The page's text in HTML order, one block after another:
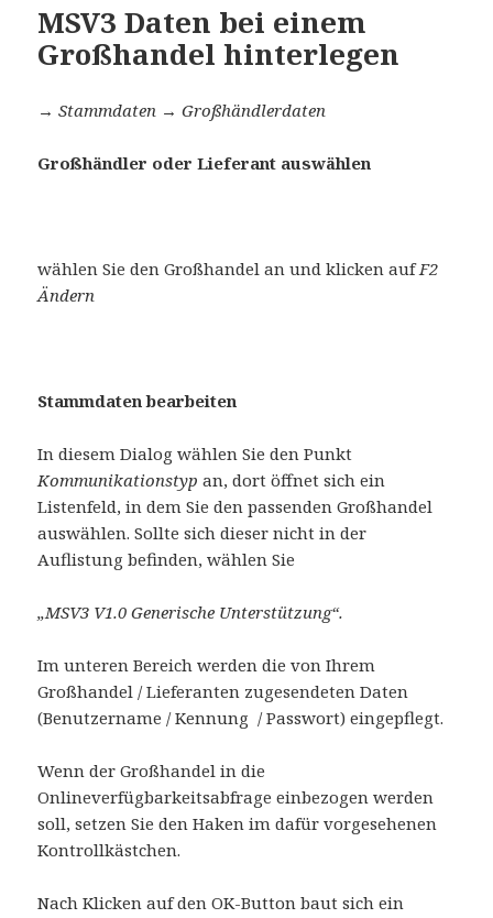
MSV3 Daten bei einem
Großhandel hinterlegen
→ Stammdaten → Großhändlerdaten
Großhändler oder Lieferant auswählen
wählen Sie den Großhandel an und klicken aufF2
Ändern
Stammdaten bearbeiten
In diesem Dialog wählen Sie den Punkt
Kommunikationstyp an, dort öffnet sich ein
Listenfeld, in dem Sie den passenden Großhandel
auswählen. Sollte sich dieser nicht in der
Auflistung befinden, wählen Sie
„MSV3 V1.0 Generische Unterstützung“.
Im unteren Bereich werden die von Ihrem
Großhandel / Lieferanten zugesendeten Daten
(Benutzername / Kennung / Passwort) eingepflegt.
Wenn der Großhandel in die
Onlineverfügbarkeitsabfrage einbezogen werden
soll, setzen Sie den Haken im dafür vorgesehenen
Kontrollkästchen.
Nach Klicken auf den OK-Button baut sich ein